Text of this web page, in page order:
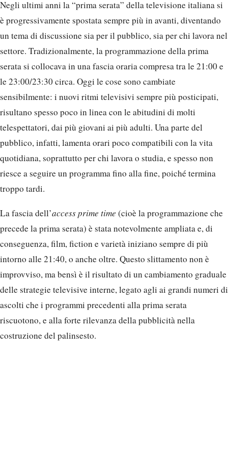
Negli ultimi anni la “prima serata” della televisione italiana si
è progressivamente spostata sempre più in avanti, diventando
un tema di discussione sia per il pubblico, sia per chi lavora nel
settore. Tradizionalmente, la programmazione della prima
serata si collocava in una fascia oraria compresa tra le 21:00 e
le 23:00/23:30 circa. Oggi le cose sono cambiate
sensibilmente: i nuovi ritmi televisivi sempre più posticipati,
risultano spesso poco in linea con le abitudini di molti
telespettatori, dai più giovani ai più adulti. Una parte del
pubblico, infatti, lamenta orari poco compatibili con la vita
quotidiana, soprattutto per chi lavora o studia, e spesso non
riesce a seguire un programma fino alla fine, poiché termina
troppo tardi.
La fascia dell’access prime time (cioè la programmazione che
precede la prima serata) è stata notevolmente ampliata e, di
conseguenza, film, fiction e varietà iniziano sempre di più
intorno alle 21:40, o anche oltre. Questo slittamento non è
improvviso, ma bensì è il risultato di un cambiamento graduale
delle strategie televisive interne, legato agli ai grandi numeri di
ascolti che i programmi precedenti alla prima serata
riscuotono, e alla forte rilevanza della pubblicità nella
costruzione del palinsesto.